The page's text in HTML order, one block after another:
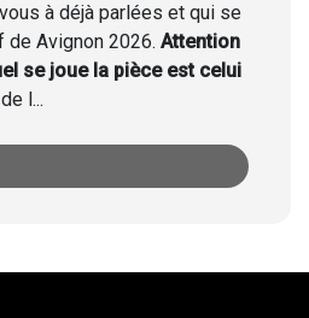
à déjà parlées et qui se
Avignon 2026. Attention
se joue la pièce est celui
l...